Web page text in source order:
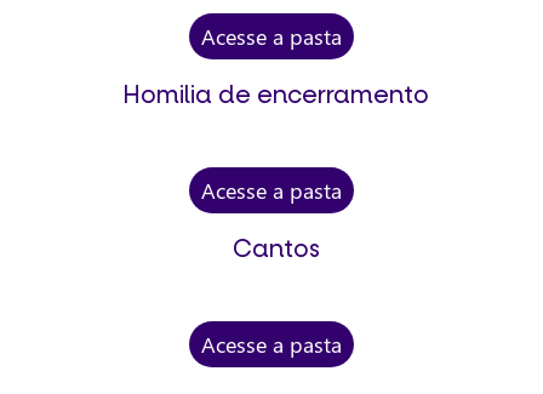
Acesse a pasta
Homilia de encerramento
Acesse a pasta
Cantos
Acesse a pasta